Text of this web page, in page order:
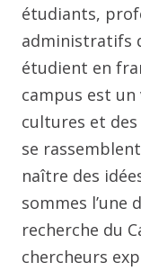
étudiants,
administratifs
étudient en
campus est
cultures et
se
naître des
sommes l’une
recherche du
chercheurs